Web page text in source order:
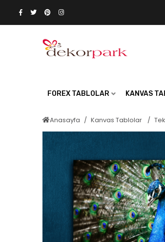
FOREX TABLOLAR KANVAS
Anasayfa Kanvas Tablolar